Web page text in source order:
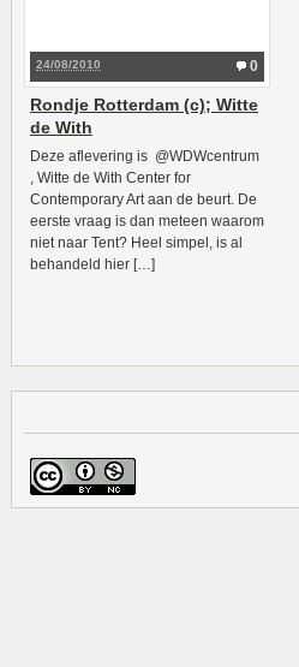
0
24/08/2010
Rondje Rotterdam (c); Witte
de With
Deze aflevering is @WDWcentrum
, Witte de With Center for
Contemporary Art aan de beurt. De
eerste vraag is dan meteen waarom
niet naar Tent? Heel simpel, is al
behandeld hier […]